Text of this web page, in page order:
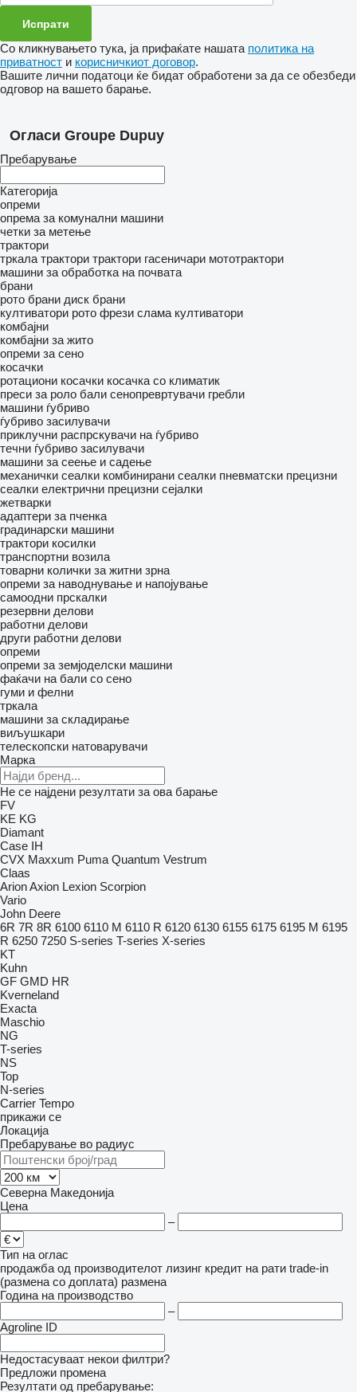
Со кликнувањето тука, ја прифаќате нашата политика на
приватност и корисничкиот договор.
Вашите лични податоци ќе бидат обработени за да се обезбеди
одговор на вашето барање.
Огласи Groupe Dupuy
Пребарување
Категорија
опреми
опрема за комунални машини
четки за метење
трактори
тркала трактори трактори гасеничари мототрактори
машини за обработка на почвата
брани
рото брани диск брани
култиватори рото фрези слама култиватори
комбајни
комбајни за жито
опреми за сено
косачки
ротациони косачки косачка со климатик
преси за роло бали сенопревртувачи гребли
машини ѓубриво
ѓубриво засилувачи
приклучни распрскувачи на ѓубриво
течни ѓубриво засилувачи
машини за сеење и садење
механички сеалки комбинирани сеалки пневматски прецизни
сеалки електрични прецизни сејалки
жетварки
адаптери за пченка
градинарски машини
трактори косилки
транспортни возила
товарни колички за житни зрна
опреми за наводнување и напојување
самоодни прскалки
резервни делови
работни делови
други работни делови
опреми
опреми за земјоделски машини
фаќачи на бали со сено
гуми и фелни
тркала
машини за складирање
виљушкари
телескопски натоварувачи
Марка
Не се најдени резултати за ова барање
FV
KE KG
Diamant
Case IH
CVX Maxxum Puma Quantum Vestrum
Claas
ArionAxion Lexion Scorpion
Vario
John Deere
6R 7R 8R 6100 6110 M 6110 R 6120 6130 6155 6175 6195 M 6195
R 6250 7250 S-series T-series X-series
KT
Kuhn
GF GMD HR
Kverneland
Exacta
Maschio
NG
T-series
NS
Top
N-series
Carrier Tempo
прикажи се
Локација
Пребарување во радиус
Северна Македонија
Цена
–
Тип на оглас
продажба од производителот лизинг кредит на рати trade-in
(размена со доплата) размена
Година на производство
–
Agroline ID
Недостасуваат некои филтри?
Предложи промена
Резултати од пребарување: